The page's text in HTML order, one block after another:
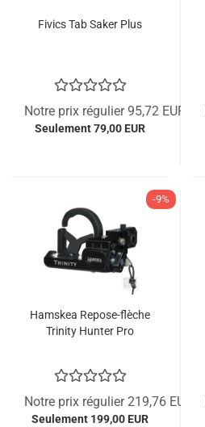
Fivics Tab Saker Plus
Notre prix régulier 95,72 EUR
Seulement 79,00 EUR
-9%
Hamskea Repose-flèche
Trinity Hunter Pro
Notre prix régulier 219,76 EUR
Seulement 199,00 EUR